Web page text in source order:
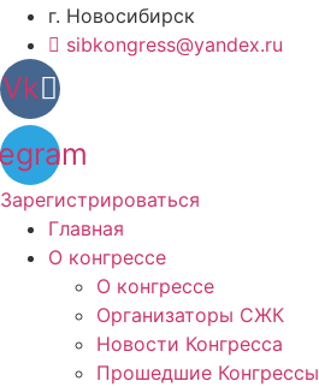
г. Новосибирск
sibkongress@yandex.ru
Vk
Зарегистрироваться
Главная
О конгрессе
О конгрессе
Организаторы СЖК
Новости Конгресса
Прошедшие Конгрессы